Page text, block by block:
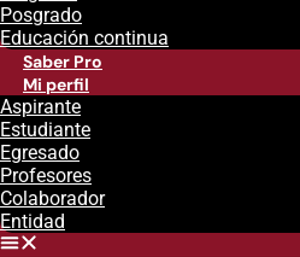
Posgrado
Educación continua
Saber Pro
Mi perfil
Aspirante
Estudiante
Egresado
Profesores
Colaborador
Entidad